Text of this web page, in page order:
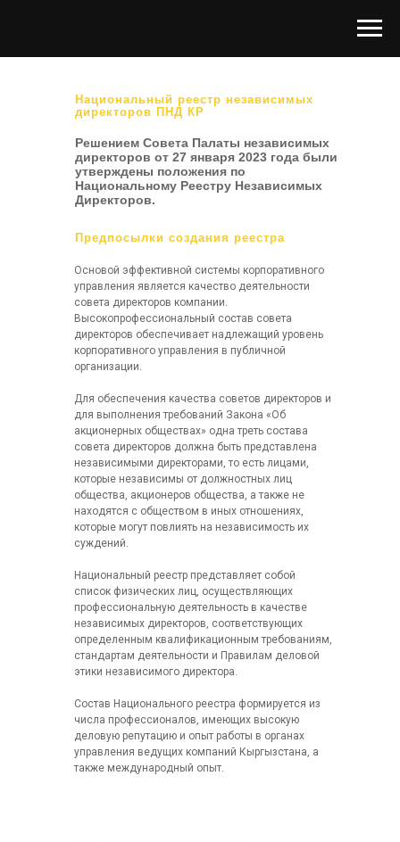
Решением Совета Палаты независимых
директоров от 27 января 2023 года были
утверждены положения по
Национальному Реестру Независимых
Директоров.
Предпосылки создания реестра
Основой эффективной системы корпоративного
управления является качество деятельности
совета директоров компании.
Высокопрофессиональный состав совета
директоров обеспечивает надлежащий уровень
корпоративного управления в публичной
организации.
Для обеспечения качества советов директоров и
для выполнения требований Закона «Об
акционерных обществах» одна треть состава
совета директоров должна быть представлена
независимыми директорами, то есть лицами,
которые независимы от должностных лиц
общества, акционеров общества, а также не
находятся с обществом в иных отношениях,
которые могут повлиять на независимость их
суждений.
Национальный реестр представляет собой
список физических лиц, осуществляющих
профессиональную деятельность в качестве
независимых директоров, соответствующих
определенным квалификационным требованиям,
стандартам деятельности и Правилам деловой
этики независимого директора.
Состав Национального реестра формируется из
числа профессионалов, имеющих высокую
деловую репутацию и опыт работы в органах
управления ведущих компаний Кыргызстана, а
также международный опыт.
Национальный реестр независимых
директоров ПНД КР